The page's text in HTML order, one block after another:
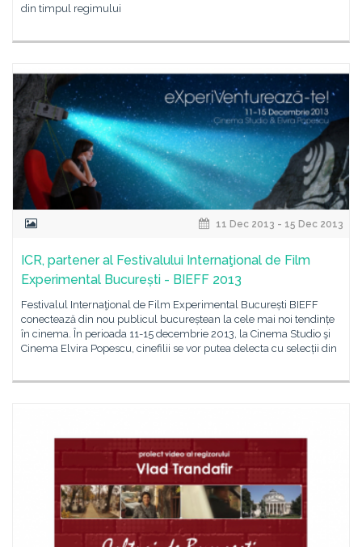
din timpul regimului
11 Dec 2013 - 15 Dec 2013
ICR, partener al Festivalului Internaţional de Film
Experimental București - BIEFF 2013
Festivalul Internaţional de Film Experimental București BIEFF
conectează din nou publicul bucureștean la cele mai noi tendințe
în cinema. În perioada 11-15 decembrie 2013, la Cinema Studio şi
Cinema Elvira Popescu, cinefilii se vor putea delecta cu selecții din